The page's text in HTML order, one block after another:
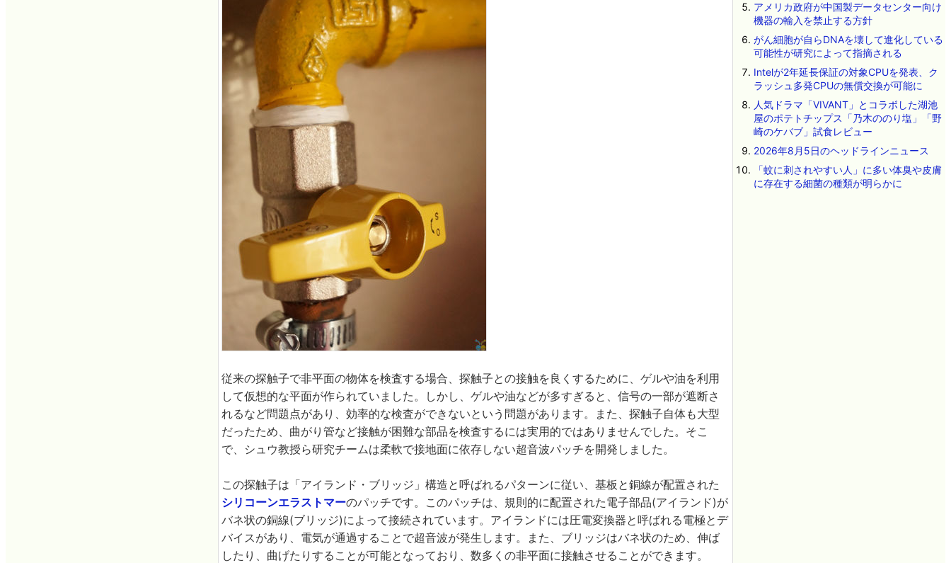
従来の探触子で非平面の物体を検査する場合、探触子との接触を良くするために、ゲルや油を利用
して仮想的な平面が作られていました。しかし、ゲルや油などが多すぎると、信号の一部が遮断さ
れるなど問題点があり、効率的な検査ができないという問題があります。また、探触子自体も大型
だったため、曲がり管など接触が困難な部品を検査するには実用的ではありませんでした。そこ
で、シュウ教授ら研究チームは柔軟で接地面に依存しない超音波パッチを開発しました。
この探触子は「アイランド・ブリッジ」構造と呼ばれるパターンに従い、基板と銅線が配置された
シリコーンエラストマーのパッチです。このパッチは、規則的に配置された電子部品(アイランド)が
バネ状の銅線(ブリッジ)によって接続されています。アイランドには圧電変換器と呼ばれる電極とデ
バイスがあり、電気が通過することで超音波が発生します。また、ブリッジはバネ状のため、伸ば
したり、曲げたりすることが可能となっており、数多くの非平面に接触させることができます。
アメリカ政府が中国製データセンター向け
機器の輸入を禁止する方針
がん細胞が自らDNAを壊して進化している
可能性が研究によって指摘される
Intelが2年延長保証の対象CPUを発表、ク
ラッシュ多発CPUの無償交換が可能に
人気ドラマ「VIVANT」とコラボした湖池
屋のポテトチップス「乃木ののり塩」「野
崎のケバブ」試食レビュー
2026年8月5日のヘッドラインニュース
「蚊に刺されやすい人」に多い体臭や皮膚
に存在する細菌の種類が明らかに